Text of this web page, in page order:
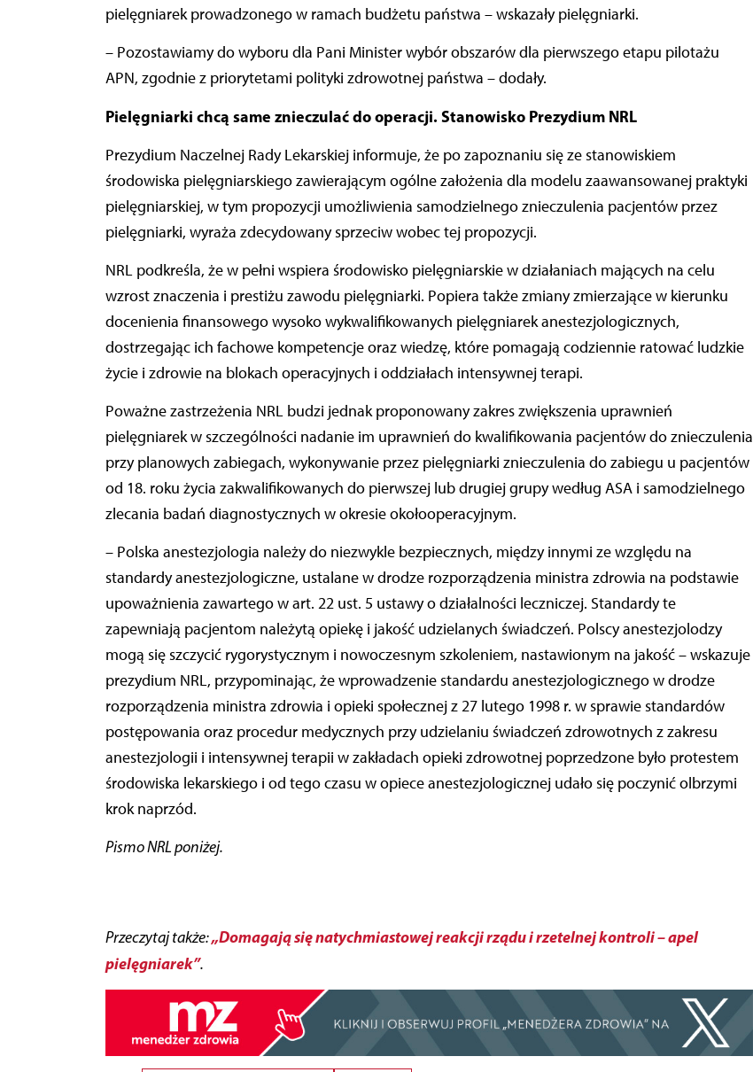
pielęgniarek prowadzonego w ramach budżetu państwa – wskazały pielęgniarki.
– Pozostawiamy do wyboru dla Pani Minister wybór obszarów dla pierwszego etapu pilotażu
APN, zgodnie z priorytetami polityki zdrowotnej państwa – dodały.
Pielęgniarki chcą same znieczulać do operacji. Stanowisko Prezydium NRL
Prezydium Naczelnej Rady Lekarskiej informuje, że po zapoznaniu się ze stanowiskiem
środowiska pielęgniarskiego zawierającym ogólne założenia dla modelu zaawansowanej praktyki
pielęgniarskiej, w tym propozycji umożliwienia samodzielnego znieczulenia pacjentów przez
pielęgniarki, wyraża zdecydowany sprzeciw wobec tej propozycji.
NRL podkreśla, że w pełni wspiera środowisko pielęgniarskie w działaniach mających na celu
wzrost znaczenia i prestiżu zawodu pielęgniarki. Popiera także zmiany zmierzające w kierunku
docenienia finansowego wysoko wykwalifikowanych pielęgniarek anestezjologicznych,
dostrzegając ich fachowe kompetencje oraz wiedzę, które pomagają codziennie ratować ludzkie
życie i zdrowie na blokach operacyjnych i oddziałach intensywnej terapi.
Poważne zastrzeżenia NRL budzi jednak proponowany zakres zwiększenia uprawnień
pielęgniarek w szczególności nadanie im uprawnień do kwalifikowania pacjentów do znieczulenia
przy planowych zabiegach, wykonywanie przez pielęgniarki znieczulenia do zabiegu u pacjentów
od 18. roku życia zakwalifikowanych do pierwszej lub drugiej grupy według ASA i samodzielnego
zlecania badań diagnostycznych w okresie okołooperacyjnym.
– Polska anestezjologia należy do niezwykle bezpiecznych, między innymi ze względu na
standardy anestezjologiczne, ustalane w drodze rozporządzenia ministra zdrowia na podstawie
upoważnienia zawartego w art. 22 ust. 5 ustawy o działalności leczniczej. Standardy te
zapewniają pacjentom należytą opiekę i jakość udzielanych świadczeń. Polscy anestezjolodzy
mogą się szczycić rygorystycznym i nowoczesnym szkoleniem, nastawionym na jakość – wskazuje
prezydium NRL, przypominając, że wprowadzenie standardu anestezjologicznego w drodze
rozporządzenia ministra zdrowia i opieki społecznej z 27 lutego 1998 r. w sprawie standardów
postępowania oraz procedur medycznych przy udzielaniu świadczeń zdrowotnych z zakresu
anestezjologii i intensywnej terapii w zakładach opieki zdrowotnej poprzedzone było protestem
środowiska lekarskiego i od tego czasu w opiece anestezjologicznej udało się poczynić olbrzymi
krok naprzód.
Pismo NRL poniżej.
Przeczytaj także:„Domagają się natychmiastowej reakcji rządu i rzetelnej kontroli – apel
pielęgniarek”.